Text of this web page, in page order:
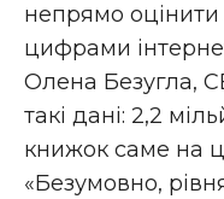
непрямо оцінити
цифрами
Олена Безугла,
такі дані: 2,2
книжок саме на
«Безумовно,